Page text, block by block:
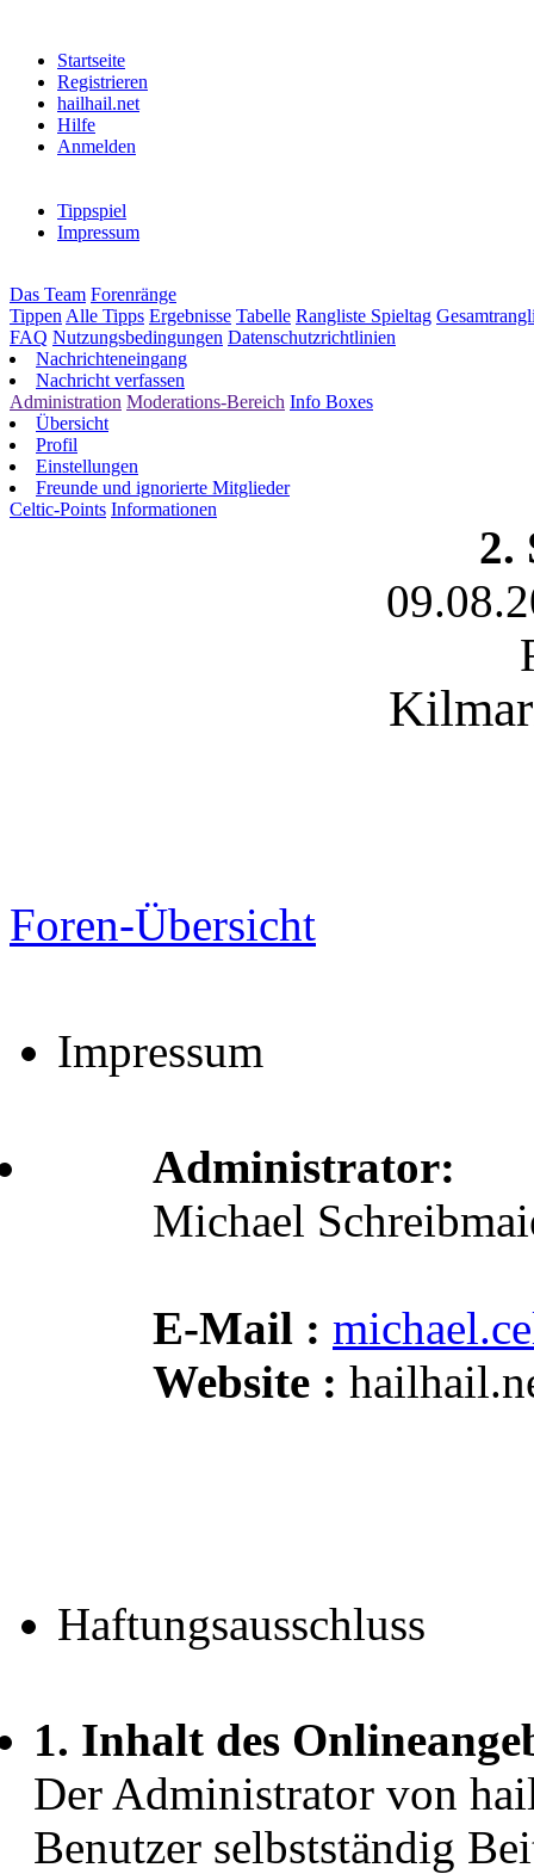
Startseite
Registrieren
hailhail.net
Hilfe
Anmelden
Tippspiel
Impressum
Das Team Forenränge
Tippen Alle Tipps Ergebnisse Tabelle Rangliste Spieltag
FAQ Nutzungsbedingungen Datenschutzrichtlinien
Nachrichteneingang
Nachricht verfassen
Administration Moderations-Bereich Info Boxes
Übersicht
Profil
Einstellungen
Freunde und ignorierte Mitglieder
Celtic-Points Informationen
2.
Foren-Übersicht
Impressum
Administrator:
Michael
E-Mail :
Website :
Haftungsausschluss
1. Inhalt des
Der Administrator von
Benutzer selbstständig